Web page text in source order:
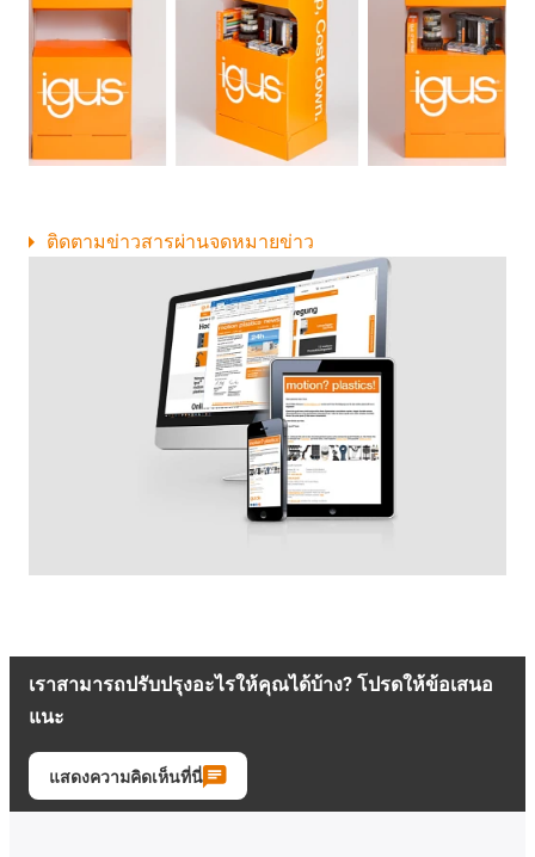
ติดตามข่าวสารผ่านจดหมายข่าว
เราสามารถปรับปรุงอะไรให้คุณได้บ้าง? โปรดให้ข้อเสนอ
แนะ
แสดงความคิดเห็นที่นี่